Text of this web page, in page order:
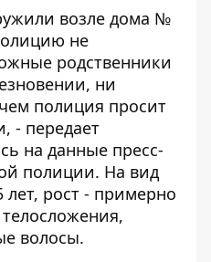
возле дома №
не
родственники
ни
полиция просит
- передает
на данные пресс-
полиции. На вид
рост - примерно
волосы.